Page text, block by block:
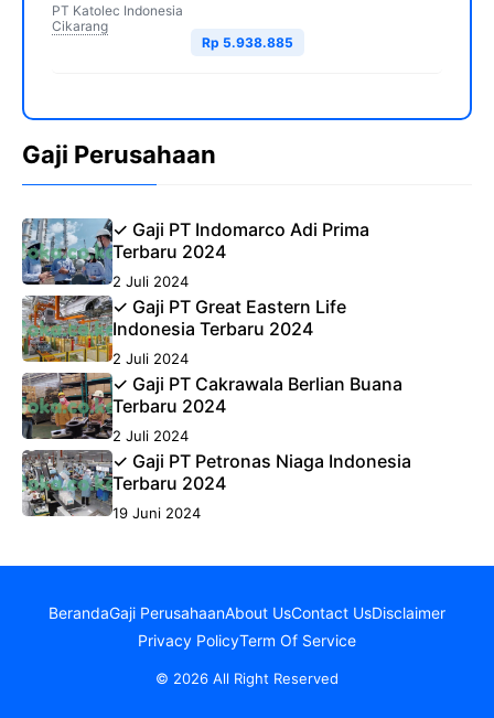
PT Katolec Indonesia
Cikarang
Rp 5.938.885
Gaji Perusahaan
✓ Gaji PT Indomarco Adi Prima
Terbaru 2024
2 Juli 2024
✓ Gaji PT Great Eastern Life
Indonesia Terbaru 2024
2 Juli 2024
✓ Gaji PT Cakrawala Berlian Buana
Terbaru 2024
2 Juli 2024
✓ Gaji PT Petronas Niaga Indonesia
Terbaru 2024
19 Juni 2024
BerandaGaji PerusahaanAbout UsContact UsDisclaimer
Privacy PolicyTerm Of Service
© 2026 All Right Reserved